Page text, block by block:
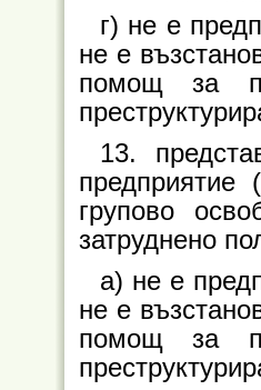
г) не е
не е
помощ за
13.
групово
затруднено
а) не е
не е
помощ за